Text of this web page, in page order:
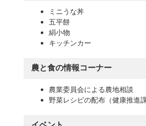
ミニうな丼
五平餅
絹小物
キッチンカー
農と食の情報コーナー
農業委員会による農地相談
野菜レシピの配布（健康推進課